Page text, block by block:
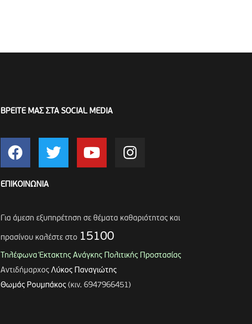
ΒΡΕΙΤΕ ΜΑΣ ΣΤΑ SOCIAL MEDIA
ΕΠΙΚΟΙΝΩΝΙΑ
Για άμεση εξυπηρέτηση σε θέματα καθαριότητας και
πρασίνου καλέστε στο 15100
Τηλέφωνα Έκτακτης Ανάγκης Πολιτικής Προστασίας
Αντιδήμαρχος Λύκος Παναγιώτης
Θωμάς Ρουμπάκος(κιν. 6947966451)